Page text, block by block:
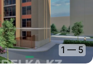
1 — 5